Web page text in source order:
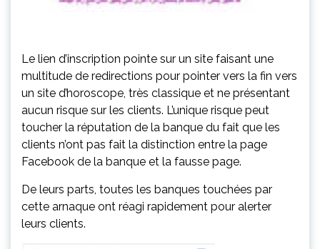
Le lien d’inscription pointe sur un site faisant une
multitude de redirections pour pointer vers la fin vers
un site d’horoscope, très classique et ne présentant
aucun risque sur les clients. L’unique risque peut
toucher la réputation de la banque du fait que les
clients n’ont pas fait la distinction entre la page
Facebook de la banque et la fausse page.
De leurs parts, toutes les banques touchées par
cette arnaque ont réagi rapidement pour alerter
leurs clients.